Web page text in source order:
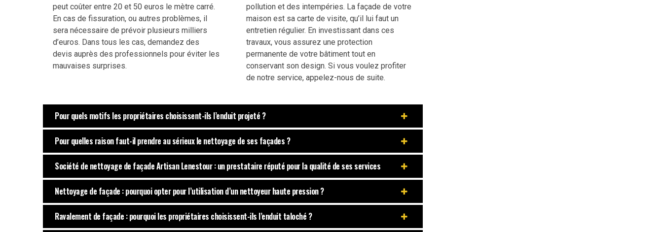
peut coûter entre 20 et 50 euros le mètre carré.
En cas de fissuration, ou autres problèmes, il
sera nécessaire de prévoir plusieurs milliers
d’euros. Dans tous les cas, demandez des
devis auprès des professionnels pour éviter les
mauvaises surprises.
pollution et des intempéries. La façade de votre
maison est sa carte de visite, qu’il lui faut un
entretien régulier. En investissant dans ces
travaux, vous assurez une protection
permanente de votre bâtiment tout en
conservant son design. Si vous voulez profiter
de notre service, appelez-nous de suite.
Pour quels motifs les propriétaires choisissent-ils l’enduit projeté ?
Pour quelles raison faut-il prendre au sérieux le nettoyage de ses façades ?
Société de nettoyage de façade Artisan Lenestour : un prestataire réputé pour la qualité de ses services
Nettoyage de façade : pourquoi opter pour l’utilisation d’un nettoyeur haute pression ?
Ravalement de façade : pourquoi les propriétaires choisissent-ils l’enduit taloché ?